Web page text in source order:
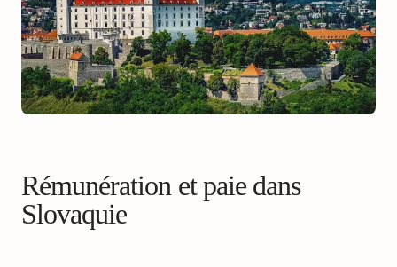
Rémunération et paie dans
Slovaquie